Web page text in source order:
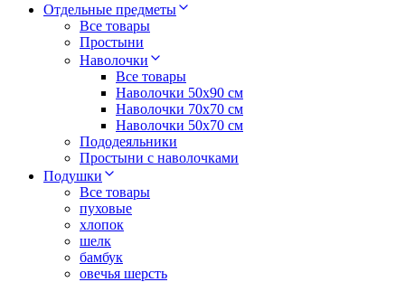
Отдельные предметы
Все товары
Простыни
Наволочки
Все товары
Наволочки 50x90 см
Наволочки 70x70 cм
Наволочки 50х70 см
Пододеяльники
Простыни с наволочками
Подушки
Все товары
пуховые
хлопок
шелк
бамбук
овечья шерсть